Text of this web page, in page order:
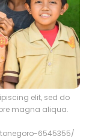
elit, sed do
magna aliqua.
6545355/